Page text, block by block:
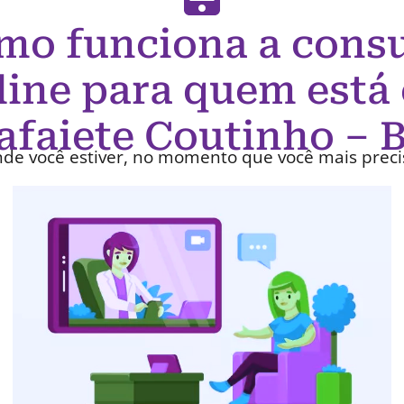
funciona a
para quem está
Coutinho –
você estiver, no momento que você mais